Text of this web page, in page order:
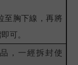
至胸下線，再將
可。
，一經拆封使